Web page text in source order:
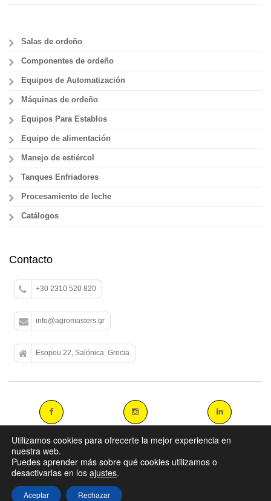
Salas de ordeño
Componentes de ordeño
Equipos de Automatización
Máquinas de ordeño
Equipos Para Establos
Equipo de alimentación
Manejo de estiércol
Tanques Enfriadores
Procesamiento de leche
Catálogos
Contacto
+30 2310 520 820
info@agromasters.gr
Esopou 22, Salónica, Grecia
Copyright 2014 agromasters. - Web Design by
Utilizamos cookies para ofrecerte la mejor experiencia en
nuestra web.
Puedes aprender más sobre qué cookies utilizamos o
desactivarlas en los ajustes.
Aceptar Rechazar